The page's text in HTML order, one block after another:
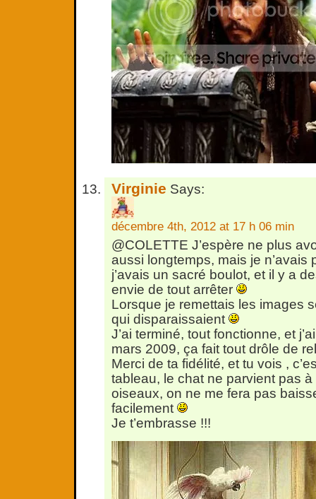
Virginie Says:
décembre 4th, 2012 at 17 h 06 min
@COLETTE J’espère ne plus
aussi longtemps, mais je n’avais
j’avais un sacré boulot, et il y a
envie de tout arrêter
Lorsque je remettais les images
qui disparaissaient
J’ai terminé, tout fonctionne, et
mars 2009, ça fait tout drôle de
Merci de ta fidélité, et tu vois ,
tableau, le chat ne parvient pas
oiseaux, on ne me fera pas
facilement
Je t’embrasse !!!